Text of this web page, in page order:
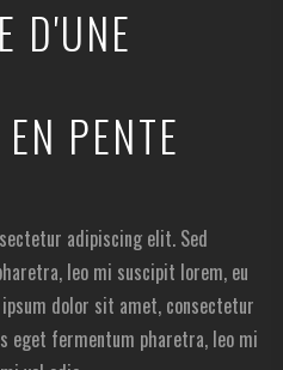
D'UNE
PENTE
adipiscing elit. Sed
leo mi suscipit lorem, eu
dolor sit amet, consectetur
eget fermentum pharetra, leo mi